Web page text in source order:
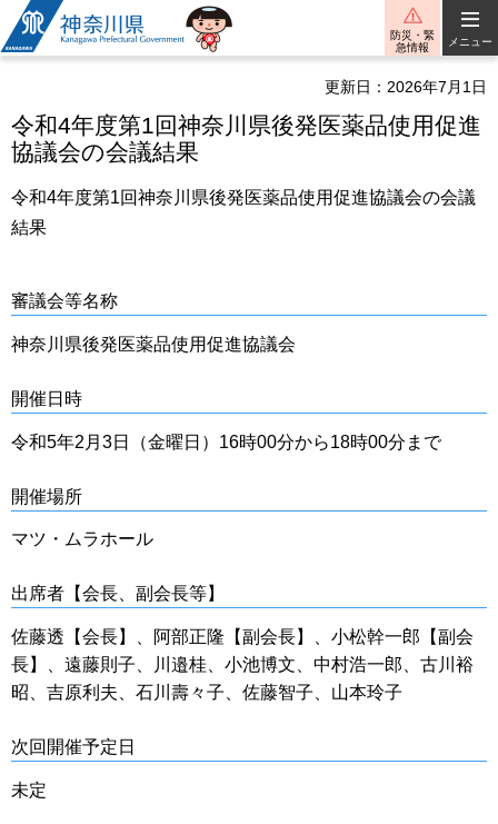
神奈川県
防災・緊
急情報
メニュー
更新日：2026年7月1日
令和4年度第1回神奈川県後発医薬品使用促進
協議会の会議結果
令和4年度第1回神奈川県後発医薬品使用促進協議会の会議
結果
審議会等名称
神奈川県後発医薬品使用促進協議会
開催日時
令和5年2月3日（金曜日）16時00分から18時00分まで
開催場所
マツ・ムラホール
出席者【会長、副会長等】
佐藤透【会長】、阿部正隆【副会長】、小松幹一郎【副会
長】、遠藤則子、川邉桂、小池博文、中村浩一郎、古川裕
昭、吉原利夫、石川壽々子、佐藤智子、山本玲子
次回開催予定日
未定